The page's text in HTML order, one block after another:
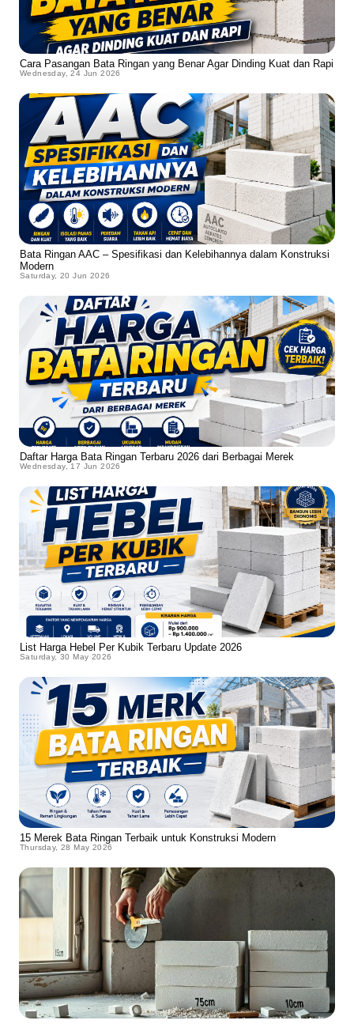
Cara Pasangan Bata Ringan yang Benar Agar Dinding Kuat dan Rapi
Wednesday, 24 Jun 2026
Bata Ringan AAC – Spesifikasi dan Kelebihannya dalam Konstruksi
Modern
Saturday, 20 Jun 2026
Daftar Harga Bata Ringan Terbaru 2026 dari Berbagai Merek
Wednesday, 17 Jun 2026
List Harga Hebel Per Kubik Terbaru Update 2026
Saturday, 30 May 2026
15 Merek Bata Ringan Terbaik untuk Konstruksi Modern
Thursday, 28 May 2026